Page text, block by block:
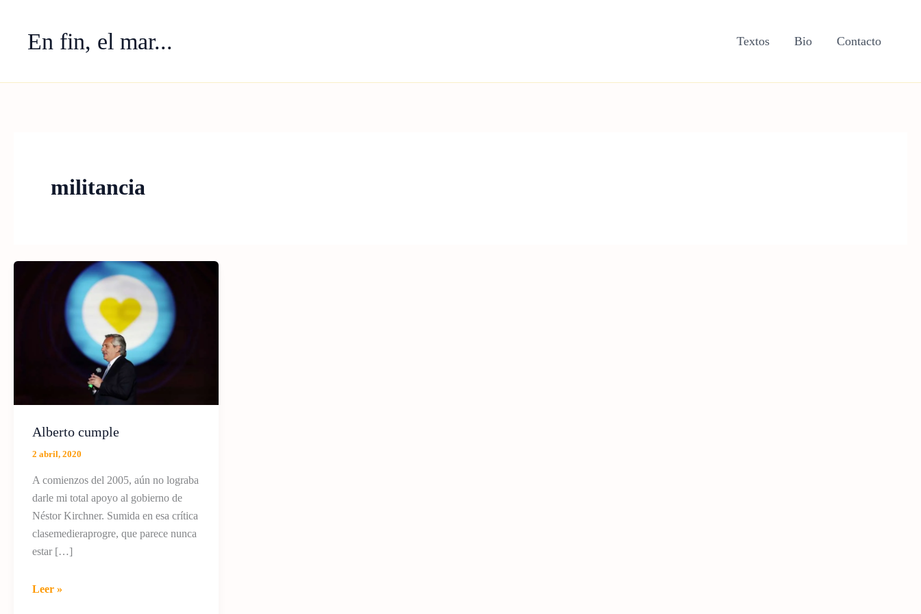
contenidoEn fin, el mar... Textos Bio Contacto
militancia
Alberto cumple
2 abril, 2020
A comienzos del 2005, aún no lograba
darle mi total apoyo al gobierno de
Néstor Kirchner. Sumida en esa crítica
clasemedieraprogre, que parece nunca
estar […]
Alberto
Leer »